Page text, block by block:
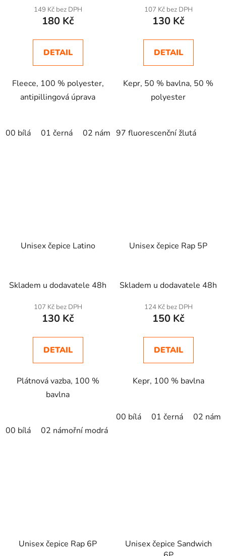
149 Kč bez DPH
180 Kč
DETAIL
Fleece, 100 % polyester,
antipillingová úprava
00 bílá 01 černá 02 námořní modrá 05 královská
107 Kč bez DPH
130 Kč
DETAIL
Kepr, 50 % bavlna, 50 %
polyester
97 fluorescenční žlutá
Unisex čepice Latino
Skladem u dodavatele 48h
107 Kč bez DPH
130 Kč
DETAIL
Plátnová vazba, 100 %
bavlna
00 bílá 02 námořní modrá
Unisex čepice Rap 5P
Skladem u dodavatele 48h
124 Kč bez DPH
150 Kč
DETAIL
Kepr, 100 % bavlna
00 bílá 01 černá 02
Unisex čepice Rap 6P
Unisex čepice Sandwich